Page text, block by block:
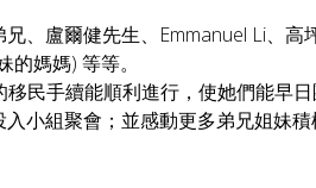
、盧爾健先生、Emmanuel Li、
媽媽) 等等。
民手續能順利進行，使她們能早
小組聚會；並感動更多弟兄姐妹積